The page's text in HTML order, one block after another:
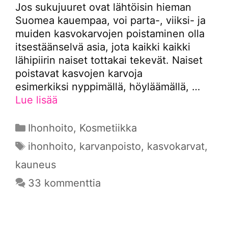
Jos sukujuuret ovat lähtöisin hieman
Suomea kauempaa, voi parta-, viiksi- ja
muiden kasvokarvojen poistaminen olla
itsestäänselvä asia, jota kaikki kaikki
lähipiirin naiset tottakai tekevät. Naiset
poistavat kasvojen karvoja
esimerkiksi nyppimällä, höyläämällä, …
Lue lisää
Kategoriat
Ihonhoito, Kosmetiikka
Avainsanat
ihonhoito, karvanpoisto, kasvokarvat,
kauneus
33 kommenttia